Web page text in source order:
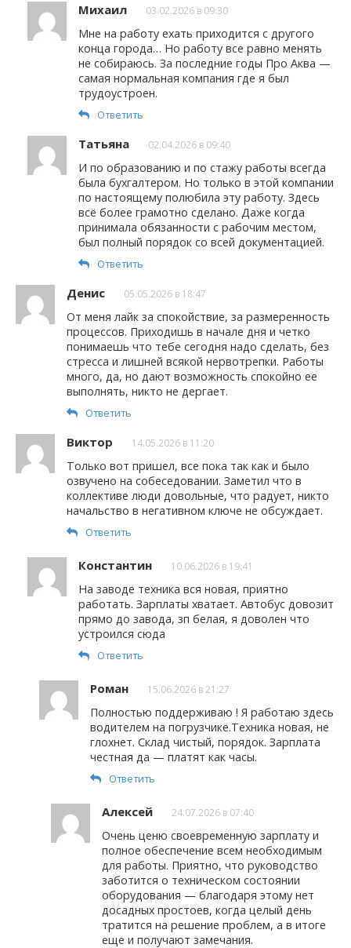
Михаил 03.02.2026 в 09:30
Мне на работу ехать приходится с другого
конца города… Но работу все равно менять
не собираюсь. За последние годы Про Аква —
самая нормальная компания где я был
трудоустроен.
Ответить
Татьяна 02.04.2026 в 09:40
И по образованию и по стажу работы всегда
была бухгалтером. Но только в этой компании
по настоящему полюбила эту работу. Здесь
всё более грамотно сделано. Даже когда
принимала обязанности с рабочим местом,
был полный порядок со всей документацией.
Ответить
Денис 05.05.2026 в 18:47
От меня лайк за спокойствие, за размеренность
процессов. Приходишь в начале дня и четко
понимаешь что тебе сегодня надо сделать, без
стресса и лишней всякой нервотрепки. Работы
много, да, но дают возможность спокойно ее
выполнять, никто не дергает.
Ответить
Виктор 14.05.2026 в 11:20
Только вот пришел, все пока так как и было
озвучено на собеседовании. Заметил что в
коллективе люди довольные, что радует, никто
начальство в негативном ключе не обсуждает.
Ответить
Константин 10.06.2026 в 19:41
На заводе техника вся новая, приятно
работать. Зарплаты хватает. Автобус довозит
прямо до завода, зп белая, я доволен что
устроился сюда
Ответить
Роман 15.06.2026 в 21:27
Полностью поддерживаю ! Я работаю здесь
водителем на погрузчике.Техника новая, не
глохнет. Склад чистый, порядок. Зарплата
честная да — платят как часы.
Ответить
Алексей 24.07.2026 в 07:40
Очень ценю своевременную зарплату и
полное обеспечение всем необходимым
для работы. Приятно, что руководство
заботится о техническом состоянии
оборудования — благодаря этому нет
досадных простоев, когда целый день
тратится на решение проблем, а в итоге
еще и получают замечания.